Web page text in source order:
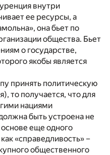
внутри
ее ресурсы, а
она бьет по
общества. Бьет
о государстве,
якобы является
принять политическую
то получается, что для
нациями
быть устроена не
основе еще одного
«справедливость» –
общественного